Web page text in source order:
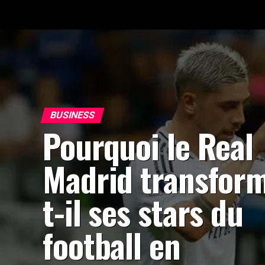
BUSINESS
Pourquoi le Real
Madrid
t-il ses stars du
football en